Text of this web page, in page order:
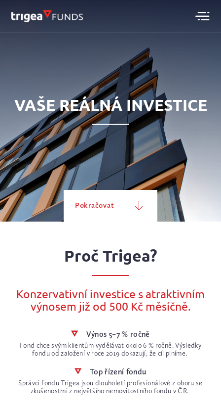
VAŠE REÁLNÁ INVESTICE
Pokračovat
Proč Trigea?
Konzervativní investice s atraktivním
výnosem již od 500 Kč měsíčně.
Výnos 5–7 % ročně
Fond chce svým klientům vydělávat okolo 6 % ročně. Výsledky
fondu od založení v roce 2019 dokazují, že cíl plníme.
Top řízení fondu
Správci fondu Trigea jsou dlouholetí profesionálové z oboru se
zkušenostmi z největšího nemovitostního fondu v ČR.